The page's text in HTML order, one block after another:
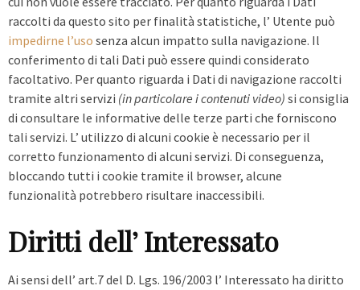
raccolti da questo sito per finalità statistiche, l’ Utente può
impedirne l’uso senza alcun impatto sulla navigazione. Il
conferimento di tali Dati può essere quindi considerato
facoltativo. Per quanto riguarda i Dati di navigazione raccolti
tramite altri servizi (in particolare i contenuti video) si consiglia
di consultare le informative delle terze parti che forniscono
tali servizi. L’ utilizzo di alcuni cookie è necessario per il
corretto funzionamento di alcuni servizi. Di conseguenza,
bloccando tutti i cookie tramite il browser, alcune
funzionalità potrebbero risultare inaccessibili.
Diritti dell’ Interessato
Ai sensi dell’ art.7 del D. Lgs. 196/2003 l’ Interessato ha diritto